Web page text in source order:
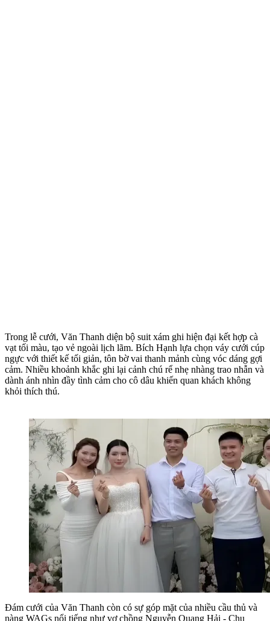
Trong lễ cưới, Văn Thanh diện bộ suit xám ghi hiện đại kết hợp cà
vạt tối màu, tạo vẻ ngoài lịch lãm. Bích Hạnh lựa chọn váy cưới cúp
ngực với thiết kế tối giản, tôn bờ vai thanh mảnh cùng vóc dáng gợi
cảm. Nhiều khoảnh khắc ghi lại cảnh chú rể nhẹ nhàng trao nhẫn và
dành ánh nhìn đầy tình cảm cho cô dâu khiến quan khách không
khỏi thích thú.
Đám cưới của Văn Thanh còn có sự góp mặt của nhiều cầu thủ và
nàng WAGs nổi tiếng như vợ chồng Nguyễn Quang Hải - Chu